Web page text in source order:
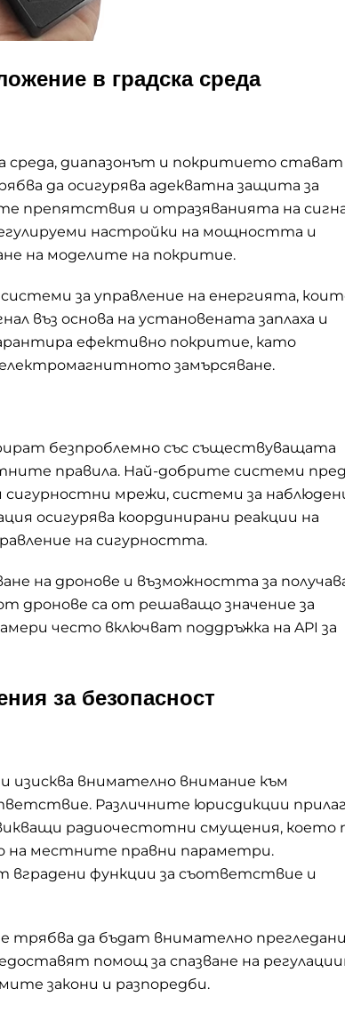
в градска среда
среда, диапазонът и покритието
да осигурява адекватна защита за
препятствия и отразяванията на
настройки на мощността и
на моделите на покритие.
за управление на енергията,
въз основа на установената заплаха и
ефективно покритие, като
замърсяване.
безпроблемно със съществуващата
правила. Най-добрите системи
мрежи, системи за
осигурява координирани реакции на
на сигурността.
на дронове и възможността за
дронове са от решаващо значение за
често включват поддръжка на API за
за безопасност
изисква внимателно внимание към
Различните юрисдикции
радиочестотни смущения, което
на местните правни параметри.
вградени функции за съответствие и
трябва да бъдат внимателно
помощ за спазване на
закони и разпоредби.